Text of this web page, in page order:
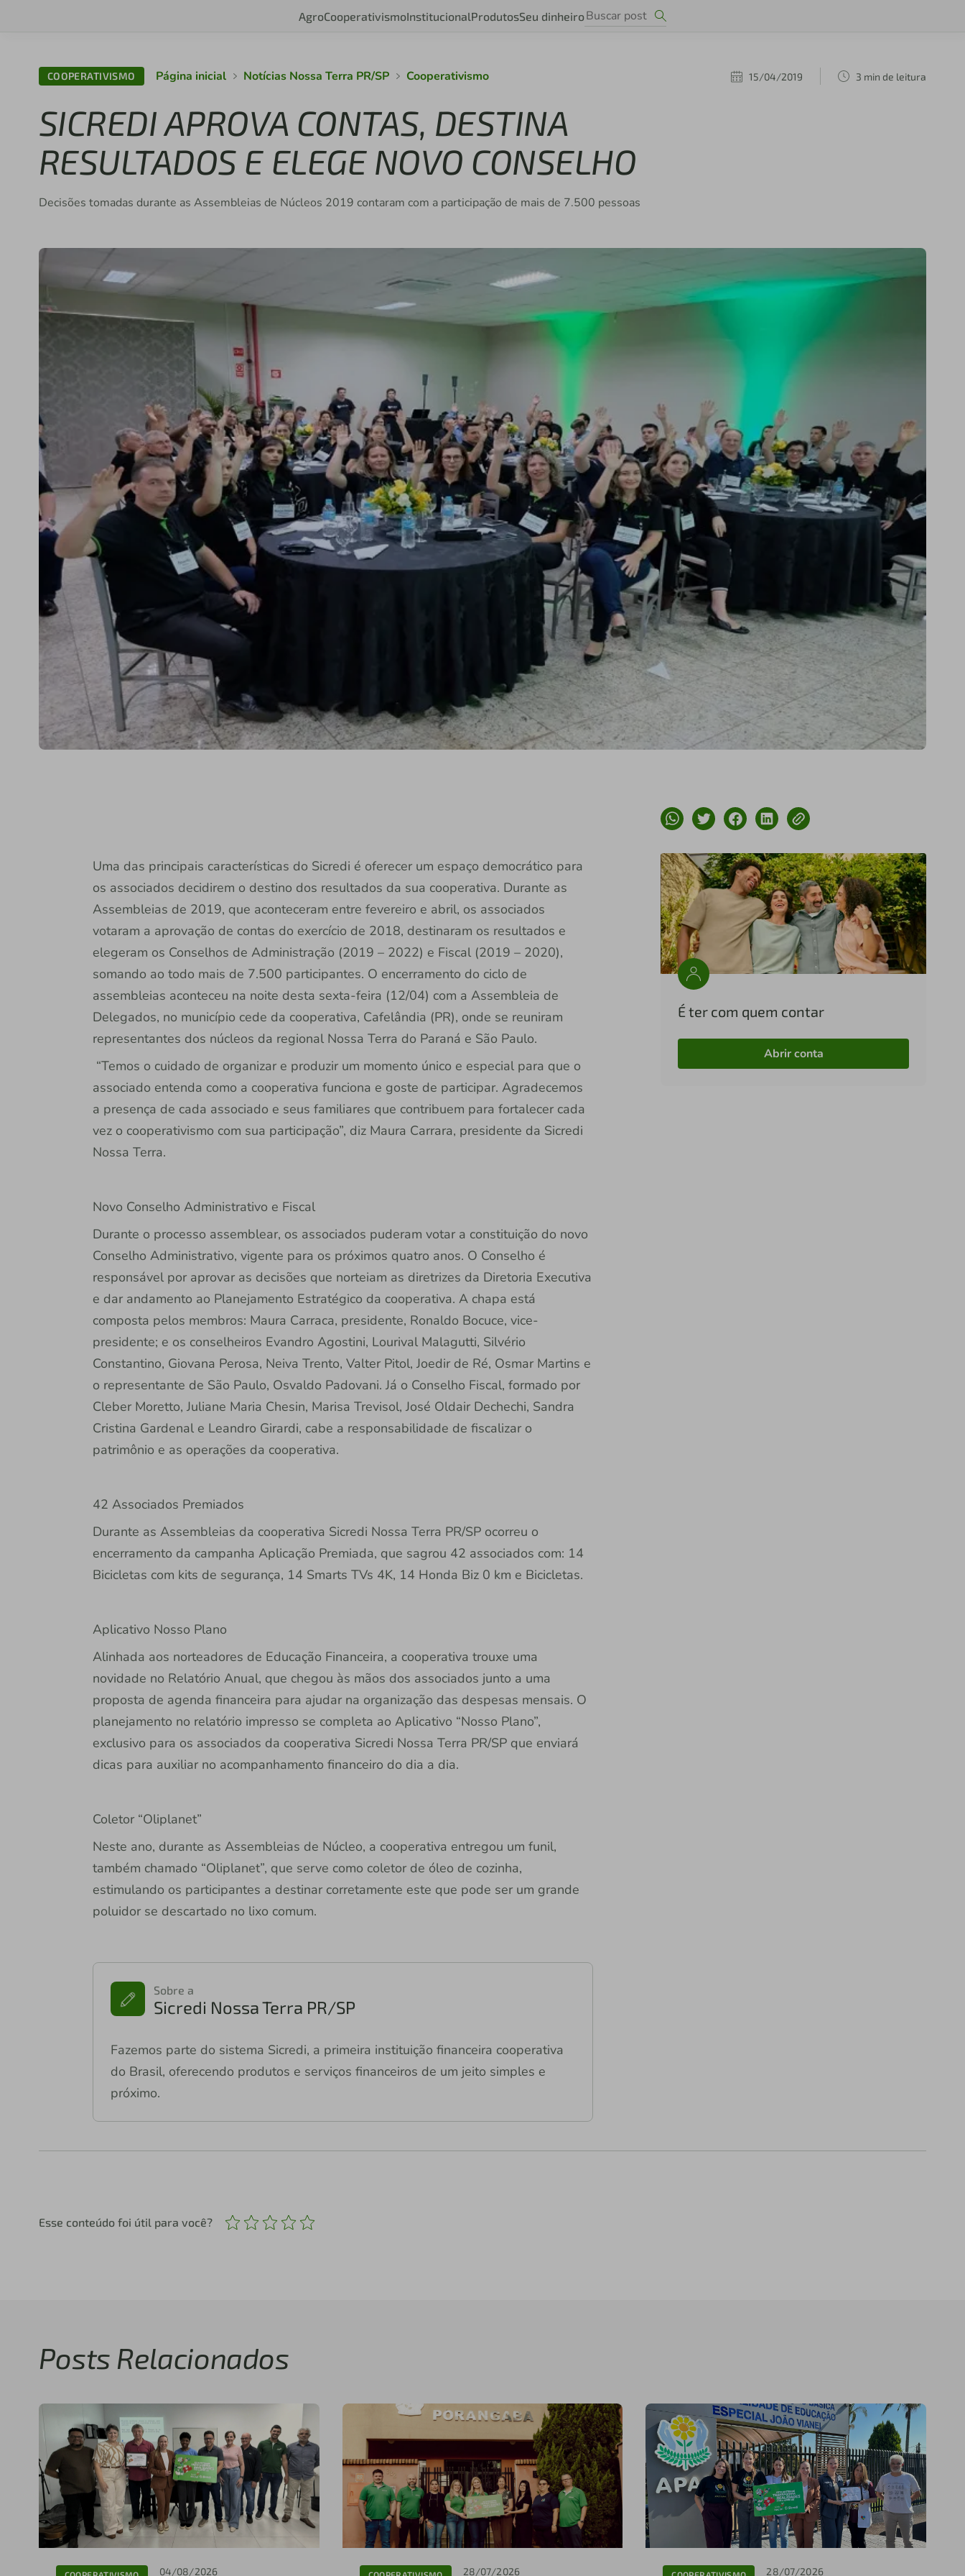
AgroCooperativismoInstitucionalProdutosSeu dinheiro
COOPERATIVISMO Página inicial Notícias Nossa Terra PR/SP Cooperativismo 15/04/2019 3 min de leitura
SICREDI APROVA CONTAS, DESTINA
RESULTADOS E ELEGE NOVO CONSELHO
Decisões tomadas durante as Assembleias de Núcleos 2019 contaram com a participação de mais de 7.500 pessoas
Uma das principais características do Sicredi é oferecer um espaço democrático para
os associados decidirem o destino dos resultados da sua cooperativa. Durante as
Assembleias de 2019, que aconteceram entre fevereiro e abril, os associados
votaram a aprovação de contas do exercício de 2018, destinaram os resultados e
elegeram os Conselhos de Administração (2019 – 2022) e Fiscal (2019 – 2020),
somando ao todo mais de 7.500 participantes. O encerramento do ciclo de
assembleias aconteceu na noite desta sexta-feira (12/04) com a Assembleia de
Delegados, no município cede da cooperativa, Cafelândia (PR), onde se reuniram
representantes dos núcleos da regional Nossa Terra do Paraná e São Paulo.
“Temos o cuidado de organizar e produzir um momento único e especial para que o
associado entenda como a cooperativa funciona e goste de participar. Agradecemos
a presença de cada associado e seus familiares que contribuem para fortalecer cada
vez o cooperativismo com sua participação”, diz Maura Carrara, presidente da Sicredi
Nossa Terra.
Novo Conselho Administrativo e Fiscal
Durante o processo assemblear, os associados puderam votar a constituição do novo
Conselho Administrativo, vigente para os próximos quatro anos. O Conselho é
responsável por aprovar as decisões que norteiam as diretrizes da Diretoria Executiva
e dar andamento ao Planejamento Estratégico da cooperativa. A chapa está
composta pelos membros: Maura Carraca, presidente, Ronaldo Bocuce, vice-
presidente; e os conselheiros Evandro Agostini, Lourival Malagutti, Silvério
Constantino, Giovana Perosa, Neiva Trento, Valter Pitol, Joedir de Ré, Osmar Martins e
o representante de São Paulo, Osvaldo Padovani. Já o Conselho Fiscal, formado por
Cleber Moretto, Juliane Maria Chesin, Marisa Trevisol, José Oldair Dechechi, Sandra
Cristina Gardenal e Leandro Girardi, cabe a responsabilidade de fiscalizar o
patrimônio e as operações da cooperativa.
42 Associados Premiados
Durante as Assembleias da cooperativa Sicredi Nossa Terra PR/SP ocorreu o
encerramento da campanha Aplicação Premiada, que sagrou 42 associados com: 14
Bicicletas com kits de segurança, 14 Smarts TVs 4K, 14 Honda Biz 0 km e Bicicletas.
Aplicativo Nosso Plano
Alinhada aos norteadores de Educação Financeira, a cooperativa trouxe uma
novidade no Relatório Anual, que chegou às mãos dos associados junto a uma
proposta de agenda financeira para ajudar na organização das despesas mensais. O
planejamento no relatório impresso se completa ao Aplicativo “Nosso Plano”,
exclusivo para os associados da cooperativa Sicredi Nossa Terra PR/SP que enviará
dicas para auxiliar no acompanhamento financeiro do dia a dia.
Coletor “Oliplanet”
Neste ano, durante as Assembleias de Núcleo, a cooperativa entregou um funil,
também chamado “Oliplanet”, que serve como coletor de óleo de cozinha,
estimulando os participantes a destinar corretamente este que pode ser um grande
poluidor se descartado no lixo comum.
Sobre a
Sicredi Nossa Terra PR/SP
Fazemos parte do sistema Sicredi, a primeira instituição financeira cooperativa
do Brasil, oferecendo produtos e serviços financeiros de um jeito simples e
próximo.
É ter com quem contar
Abrir conta
Esse conteúdo foi útil para você?
Posts Relacionados
04/08/2026 28/07/2026 28/07/2026